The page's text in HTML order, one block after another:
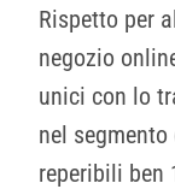
Rispetto per
negozio
unici con lo
nel
reperibili ben